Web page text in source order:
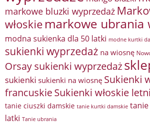
markowe bluzki wyprzedaż
włoskie markowe ubrania
modna sukienka dla 50 latki modne kurtki
sukienki wyprzedaż na wiosnę
Orsay sukienki wyprzedaż
sukienki sukienki na wiosnę Sukienki
francuskieSukienki włoskie
tanie ciuszki damskie tanie kurtki damskie tanie
latki Tanie ubrania